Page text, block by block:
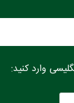
وارد کنید: